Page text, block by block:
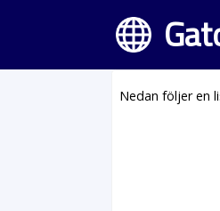
Nedan följer en